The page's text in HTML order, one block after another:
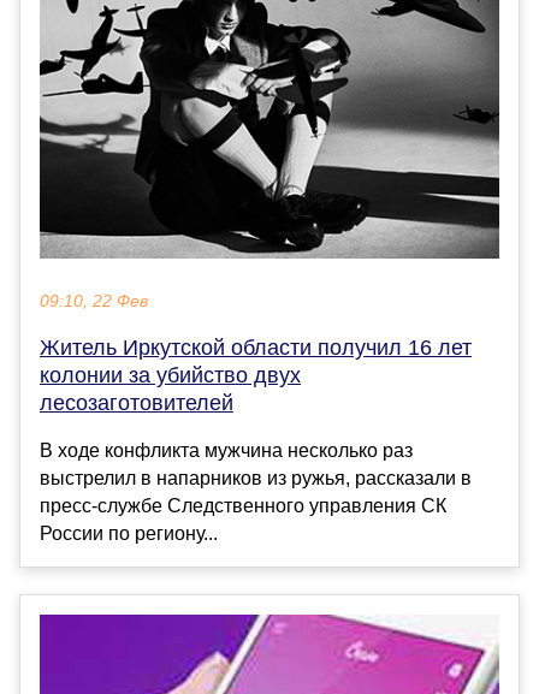
09:10, 22 Фев
Житель Иркутской области получил 16 лет
колонии за убийство двух
лесозаготовителей
В ходе конфликта мужчина несколько раз
выстрелил в напарников из ружья, рассказали в
пресс-службе Следственного управления СК
России по региону...